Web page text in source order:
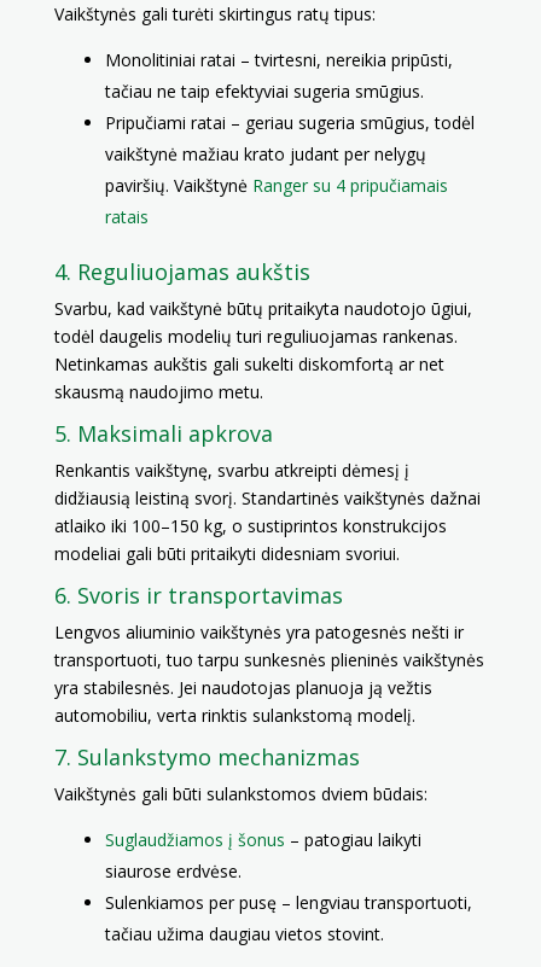
Vaikštynės gali turėti skirtingus ratų tipus:
Monolitiniai ratai – tvirtesni, nereikia pripūsti,
tačiau ne taip efektyviai sugeria smūgius.
Pripučiami ratai – geriau sugeria smūgius, todėl
vaikštynė mažiau krato judant per nelygų
paviršių. Vaikštynė Ranger su 4 pripučiamais
ratais
4. Reguliuojamas aukštis
Svarbu, kad vaikštynė būtų pritaikyta naudotojo ūgiui,
todėl daugelis modelių turi reguliuojamas rankenas.
Netinkamas aukštis gali sukelti diskomfortą ar net
skausmą naudojimo metu.
5. Maksimali apkrova
Renkantis vaikštynę, svarbu atkreipti dėmesį į
didžiausią leistiną svorį. Standartinės vaikštynės dažnai
atlaiko iki 100–150 kg, o sustiprintos konstrukcijos
modeliai gali būti pritaikyti didesniam svoriui.
6. Svoris ir transportavimas
Lengvos aliuminio vaikštynės yra patogesnės nešti ir
transportuoti, tuo tarpu sunkesnės plieninės vaikštynės
yra stabilesnės. Jei naudotojas planuoja ją vežtis
automobiliu, verta rinktis sulankstomą modelį.
7. Sulankstymo mechanizmas
Vaikštynės gali būti sulankstomos dviem būdais:
Suglaudžiamos į šonus – patogiau laikyti
siaurose erdvėse.
Sulenkiamos per pusę – lengviau transportuoti,
tačiau užima daugiau vietos stovint.